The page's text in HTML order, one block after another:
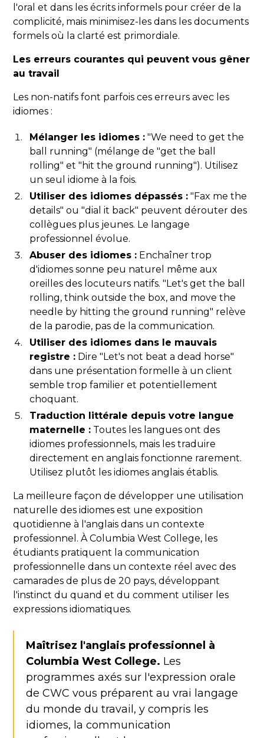
l'oral et dans les écrits informels pour créer de la
complicité, mais minimisez-les dans les documents
formels où la clarté est primordiale.
Les erreurs courantes qui peuvent vous gêner
au travail
Les non-natifs font parfois ces erreurs avec les
idiomes :
Mélanger les idiomes : "We need to get the
ball running" (mélange de "get the ball
rolling" et "hit the ground running"). Utilisez
un seul idiome à la fois.
Utiliser des idiomes dépassés : "Fax me the
details" ou "dial it back" peuvent dérouter des
collègues plus jeunes. Le langage
professionnel évolue.
Abuser des idiomes : Enchaîner trop
d'idiomes sonne peu naturel même aux
oreilles des locuteurs natifs. "Let's get the ball
rolling, think outside the box, and move the
needle by hitting the ground running" relève
de la parodie, pas de la communication.
Utiliser des idiomes dans le mauvais
registre : Dire "Let's not beat a dead horse"
dans une présentation formelle à un client
semble trop familier et potentiellement
choquant.
Traduction littérale depuis votre langue
maternelle : Toutes les langues ont des
idiomes professionnels, mais les traduire
directement en anglais fonctionne rarement.
Utilisez plutôt les idiomes anglais établis.
La meilleure façon de développer une utilisation
naturelle des idiomes est une exposition
quotidienne à l'anglais dans un contexte
professionnel. À Columbia West College, les
étudiants pratiquent la communication
professionnelle dans un contexte réel avec des
camarades de plus de 20 pays, développant
l'instinct du quand et du comment utiliser les
expressions idiomatiques.
Maîtrisez l'anglais professionnel à
Columbia West College. Les
programmes axés sur l'expression orale
de CWC vous préparent au vrai langage
du monde du travail, y compris les
idiomes, la communication